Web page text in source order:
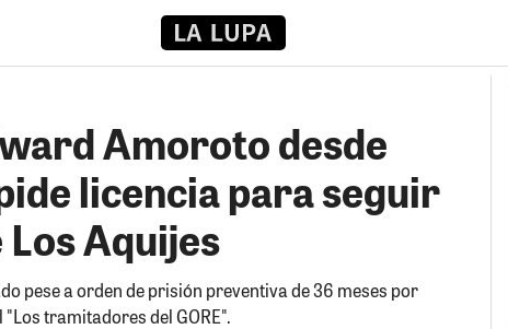
Amoroto desde
licencia para seguir
Aquijes
pese a orden de prisión preventiva de 36 meses por
tramitadores del GORE".